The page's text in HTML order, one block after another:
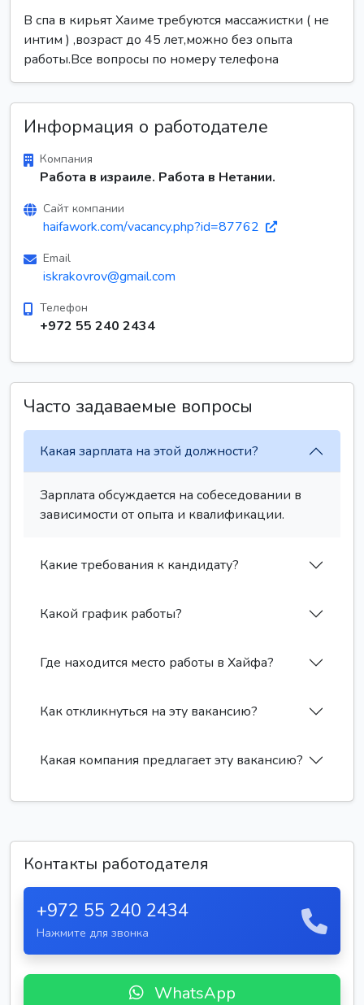
В спа в кирьят Хаиме требуются массажистки ( не
интим ) ,возраст до 45 лет,можно без опыта
работы.Все вопросы по номеру телефона
Информация о работодателе
Компания
Работа в израиле. Работа в Нетании.
Сайт компании
haifawork.com/vacancy.php?id=87762
Email
iskrakovrov@gmail.com
Телефон
+972 55 240 2434
Часто задаваемые вопросы
Какая зарплата на этой должности?
Зарплата обсуждается на собеседовании в
зависимости от опыта и квалификации.
Какие требования к кандидату?
Какой график работы?
Где находится место работы в Хайфа?
Как откликнуться на эту вакансию?
Какая компания предлагает эту вакансию?
Контакты работодателя
+972 55 240 2434
Нажмите для звонка
WhatsApp